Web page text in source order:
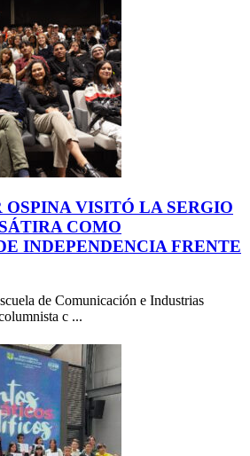
VISITÓ LA SERGIO
COMO
INDEPENDENCIA FRENTE
de Comunicación e Industrias
c ...